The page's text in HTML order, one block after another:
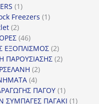
11
προϊόν
Freezers 11
22
προϊόντα
4646
προϊόντα
ΕΞΟΠΛΙΣΜΟΣ 22
προϊόντα
ΠΑΡΟΥΣΙΑΣΗΣ 22
22
44
προϊόντα
ΠΑΓΟΥ 11
προϊόν
ΣΥΜΠΑΓΕΣ ΠΑΓΑΚΙ 11